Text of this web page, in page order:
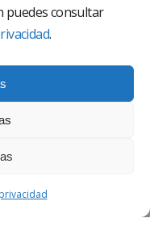
puedes consultar
.